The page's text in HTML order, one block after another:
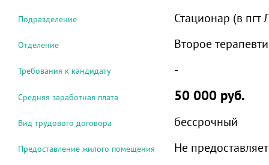
Подразделение Стационар (в пгт
Отделение Второе
Требования к кандидату -
Средняя заработная плата 50 000 руб.
Вид трудового договора бессрочный
Предоставление жилого помещения Не